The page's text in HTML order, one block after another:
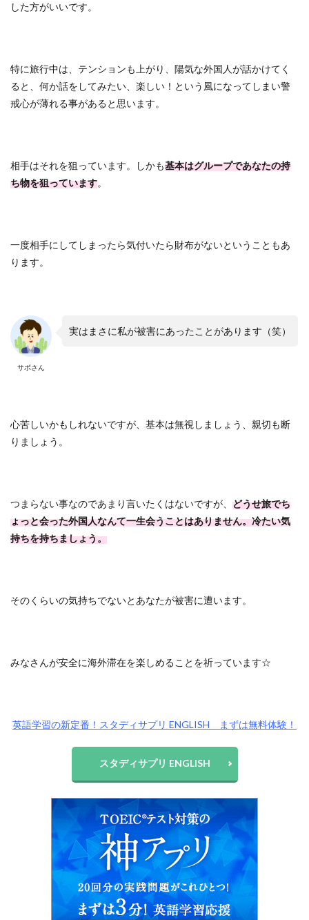
した方がいいです。
特に旅行中は、テンションも上がり、陽気な外国人が話かけてく
ると、何か話をしてみたい、楽しい！という風になってしまい警
戒心が薄れる事があると思います。
相手はそれを狙っています。しかも基本はグループであなたの持
ち物を狙っています。
一度相手にしてしまったら気付いたら財布がないということもあ
ります。
サボさん
実はまさに私が被害にあったことがあります（笑）
心苦しいかもしれないですが、基本は無視しましょう、親切も断
りましょう。
つまらない事なのであまり言いたくはないですが、 どうせ旅でち
ょっと会った外国人なんて一生会うことはありません。冷たい気
持ちを持ちましょう。
そのくらいの気持ちでないとあなたが被害に遭います。
みなさんが安全に海外滞在を楽しめることを祈っています☆
英語学習の新定番！スタディサプリ ENGLISH まずは無料体験！
スタディサプリ ENGLISH